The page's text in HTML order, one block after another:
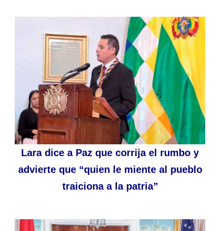
Lara dice a Paz que corrija el rumbo y
advierte que “quien le miente al pueblo
traiciona a la patria”